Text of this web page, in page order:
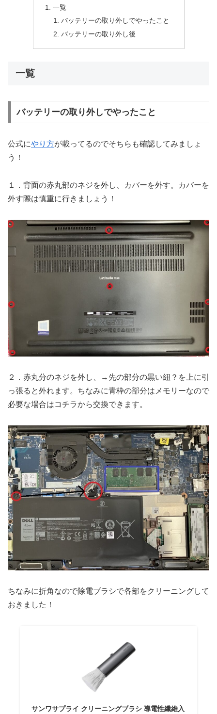
一覧
バッテリーの取り外しでやったこと
バッテリーの取り外し後
一覧
バッテリーの取り外しでやったこと
公式にやり方が載ってるのでそちらも確認してみましょ
う！
１．背面の赤丸部のネジを外し、カバーを外す。カバーを
外す際は慎重に行きましょう！
２．赤丸分のネジを外し、→先の部分の黒い紐？を上に引
っ張ると外れます。ちなみに青枠の部分はメモリーなので
必要な場合はコチラから交換できます。
ちなみに折角なので除電ブラシで各部をクリーニングして
おきました！
サンワサプライ クリーニングブラシ 導電性繊維入